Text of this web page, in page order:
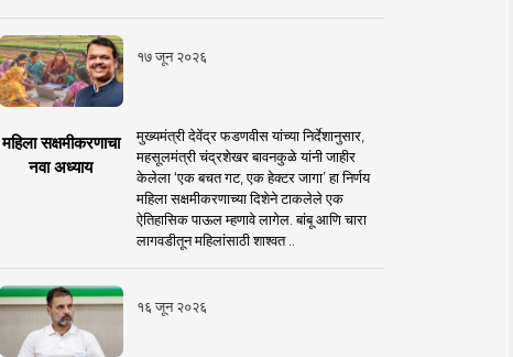
१७ जून २०२६
महिला सक्षमीकरणाचा
नवा अध्याय
मुख्यमंत्री देवेंद्र फडणवीस यांच्या निर्देशानुसार,
महसूलमंत्री चंद्रशेखर बावनकुळे यांनी जाहीर
केलेला ‘एक बचत गट, एक हेक्टर जागा’ हा निर्णय
महिला सक्षमीकरणाच्या दिशेने टाकलेले एक
ऐतिहासिक पाऊल म्हणावे लागेल. बांबू आणि चारा
लागवडीतून महिलांसाठी शाश्वत ..
१६ जून २०२६